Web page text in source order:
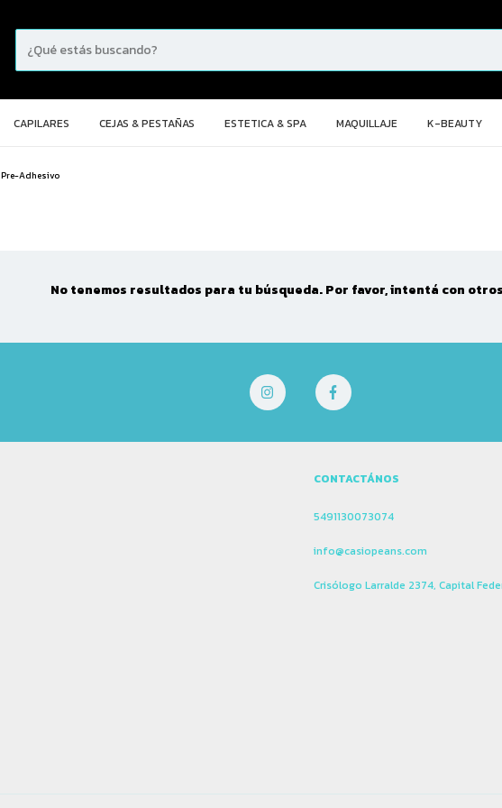
CAPILARES CEJAS & PESTAÑAS ESTETICA & SPA MAQUILLAJE K-BEAUTY
Pre-Adhesivo
No tenemos resultados para tu búsqueda. Por favor, intentá con
CONTACTÁNOS
5491130073074
info@casiopeans.com
Crisólogo Larralde 2374, Capital